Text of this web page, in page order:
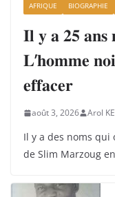
AFRIQUE BIOGRAPHIE
𝐈𝐥 𝐲 𝐚 𝟐𝟓
𝐋’𝐡𝐨𝐦𝐦𝐞
𝐞𝐟𝐟𝐚𝐜𝐞𝐫
août 3, 2026 Arol
Il y a des noms qui
de Slim Marzoug